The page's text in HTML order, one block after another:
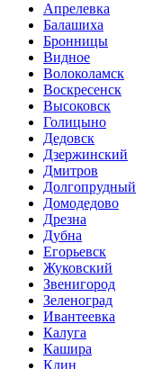
Апрелевка
Балашиха
Бронницы
Видное
Волоколамск
Воскресенск
Высоковск
Голицыно
Дедовск
Дзержинский
Дмитров
Долгопрудный
Домодедово
Дрезна
Дубна
Егорьевск
Жуковский
Звенигород
Зеленоград
Ивантеевка
Калуга
Кашира
Клин